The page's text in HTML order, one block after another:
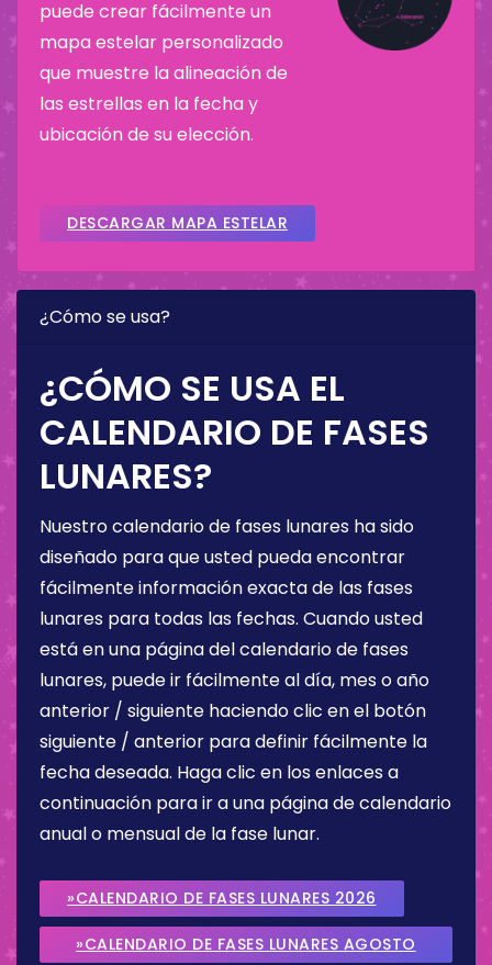
puede crear fácilmente un
mapa estelar personalizado
que muestre la alineación de
las estrellas en la fecha y
ubicación de su elección.
DESCARGAR MAPA ESTELAR
¿Cómo se usa?
¿CÓMO SE USA EL
CALENDARIO DE FASES
LUNARES?
Nuestro calendario de fases lunares ha sido
diseñado para que usted pueda encontrar
fácilmente información exacta de las fases
lunares para todas las fechas. Cuando usted
está en una página del calendario de fases
lunares, puede ir fácilmente al día, mes o año
anterior / siguiente haciendo clic en el botón
siguiente / anterior para definir fácilmente la
fecha deseada. Haga clic en los enlaces a
continuación para ir a una página de calendario
anual o mensual de la fase lunar.
»CALENDARIO DE FASES LUNARES 2026
»CALENDARIO DE FASES LUNARES AGOSTO